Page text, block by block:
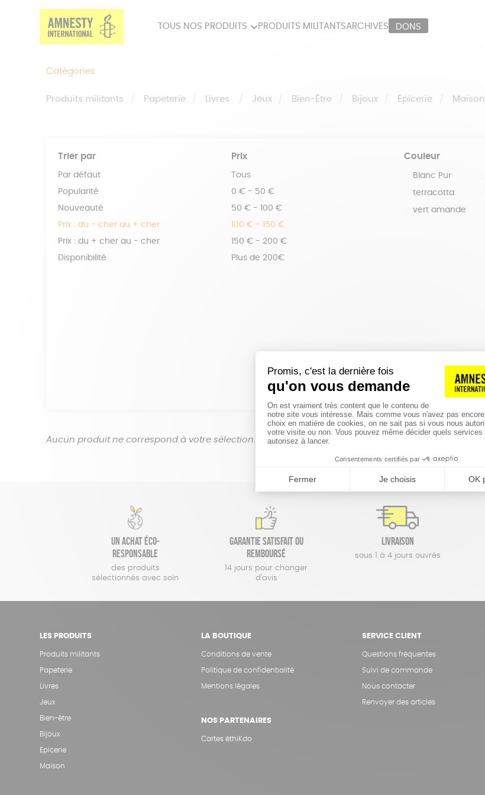
TOUS NOS PRODUITS PRODUITS MILITANTSARCHIVES DONS
Catégories
Produits militants Papeterie Livres Jeux Bien-Être Bijoux Épicerie Maison
Trier par
Par défaut
Popularité
Nouveauté
Prix : du - cher au + cher
Prix : du + cher au - cher
Disponibilité
Prix
Tous
0 € - 50 €
50 € - 100 €
100 € - 150 €
150 € - 200 €
Plus de 200€
Couleur
Blanc Pur
terracotta
vert amande
réinitialiser les filtres
Aucun produit ne correspond à votre sélection.
Un achat éco-
responsable
des produits
sélectionnés avec soin
Garantie satisfait ou
remboursé
14 jours pour changer
d'avis
Livraison
sous 1 à 4 jours ouvrés
LES PRODUITS
Produits militants
Papeterie
Livres
Jeux
Bien-être
Bijoux
Epicerie
Maison
LA BOUTIQUE
Conditions de vente
Politique de confidentialité
Mentions légales
NOS PARTENAIRES
Cartes éthiKdo
SERVICE CLIENT
Questions fréquentes
Suivi de commande
Nous contacter
Renvoyer des articles